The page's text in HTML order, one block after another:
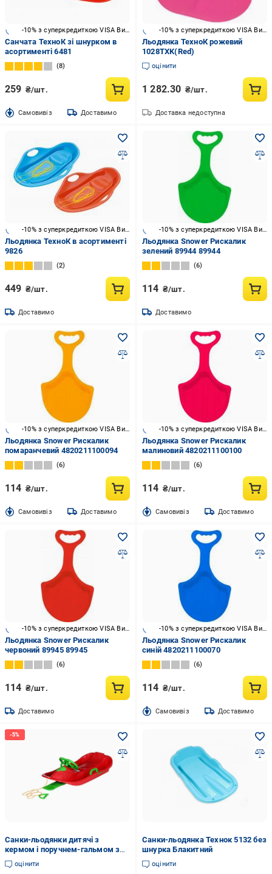
-10% з суперкредиткою VISA Вигода
Санчата ТехноК зі шнурком в
асортименті 6481
8
259 ₴/шт.
Cамовивіз Доставимо
-10% з суперкредиткою VISA Вигода
Льодянка ТехноК рожевий
1028TXK(Red)
оцінити
1 282.30 ₴/шт.
Доставка недоступна
-10% з суперкредиткою VISA Вигода
Льодянка ТехноК в асортименті
9826
2
449 ₴/шт.
Доставимо
-10% з суперкредиткою VISA Вигода
Льодянка Snower Рискалик
зелений 89944 89944
6
114 ₴/шт.
Доставимо
-10% з суперкредиткою VISA Вигода
Льодянка Snower Рискалик
помаранчевий 4820211100094
6
114 ₴/шт.
Cамовивіз Доставимо
-10% з суперкредиткою VISA Вигода
Льодянка Snower Рискалик
малиновий 4820211100100
6
114 ₴/шт.
Cамовивіз Доставимо
-10% з суперкредиткою VISA Вигода
Льодянка Snower Рискалик
червоний 89945 89945
6
114 ₴/шт.
Доставимо
-10% з суперкредиткою VISA Вигода
Льодянка Snower Рискалик
синій 4820211100070
6
114 ₴/шт.
Cамовивіз Доставимо
Санки-льодянки дитячі з
кермом і поручнем-гальмом з
морозостійкого пластика
Червоний (2772155138)
оцінити
Санки-льодянка Технок 5132 без
шнурка Блакитний
оцінити